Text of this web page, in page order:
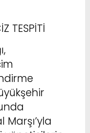
TESPİTİ